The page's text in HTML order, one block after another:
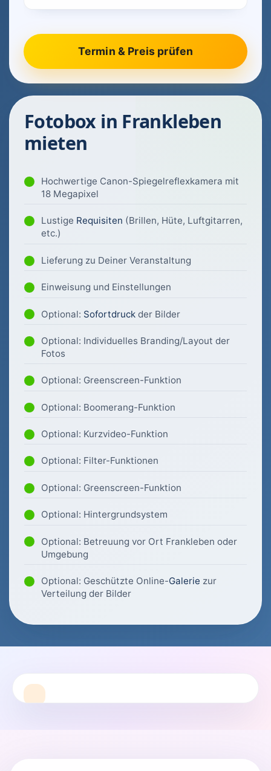
Fotobox in Frankleben
mieten
Hochwertige Canon-Spiegelreflexkamera mit
18 Megapixel
Lustige Requisiten (Brillen, Hüte, Luftgitarren,
etc.)
Lieferung zu Deiner Veranstaltung
Einweisung und Einstellungen
Optional: Sofortdruck der Bilder
Optional: Individuelles Branding/Layout der
Fotos
Optional: Greenscreen-Funktion
Optional: Boomerang-Funktion
Optional: Kurzvideo-Funktion
Optional: Filter-Funktionen
Optional: Greenscreen-Funktion
Optional: Hintergrundsystem
Optional: Betreuung vor Ort Frankleben oder
Umgebung
Optional: Geschützte Online-Galerie zur
Verteilung der Bilder